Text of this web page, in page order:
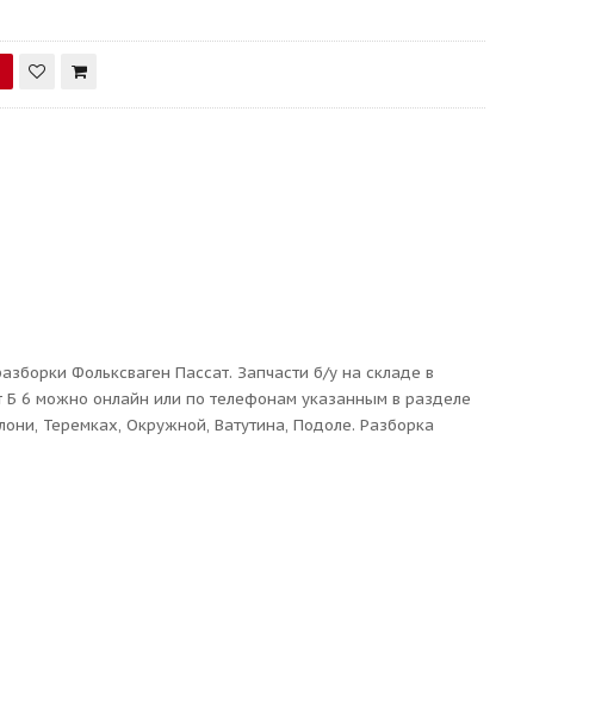
Фольксваген Пассат. Запчасти б/у на складе в
Б 6 можно онлайн или по телефонам указанным в разделе
Теремках, Окружной, Ватутина, Подоле. Разборка